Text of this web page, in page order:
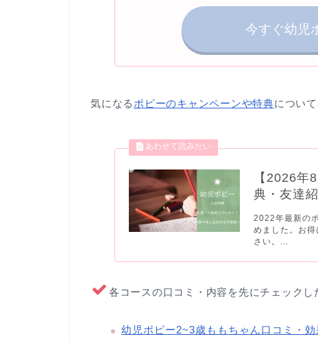
今すぐ幼児
気になる ポピーのキャンペーンや特典につい
【2026年
典・友達
2022年最新の
めました。お
さい。...
各コースの口コミ・内容を先にチェックし
幼児ポピー2~3歳ももちゃん口コミ・効